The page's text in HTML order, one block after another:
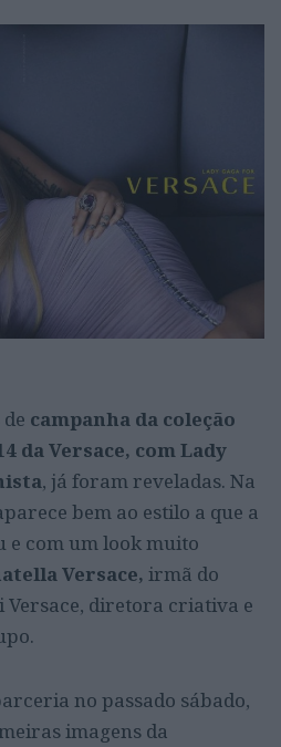
campanha da coleção
da Versace, com Lady
, já foram reveladas. Na
bem ao estilo a que a
e com um look muito
Versace, irmã do
diretora criativa e
no passado sábado,
imagens da